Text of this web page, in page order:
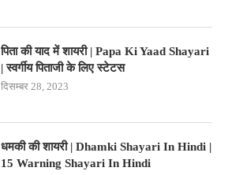
पिता की याद में शायरी | Papa Ki Yaad Shayari
| स्वर्गीय पिताजी के लिए स्टेटस
दिसम्बर 28, 2023
धमकी की शायरी | Dhamki Shayari In Hindi |
15 Warning Shayari In Hindi